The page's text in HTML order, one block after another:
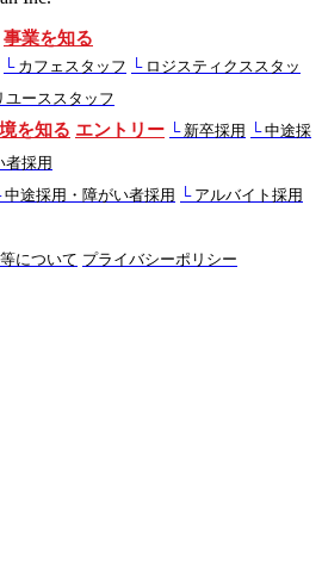
事業を知る
└ カフェスタッフ └ ロジスティクススタッ
ユーススタッフ
を知る エントリー └ 新卒採用 └中途採
者採用
中途採用・障がい者採用 └ アルバイト採用
について プライバシーポリシー